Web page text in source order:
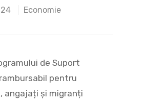
Economie
de Suport
pentru
angajați și migranți